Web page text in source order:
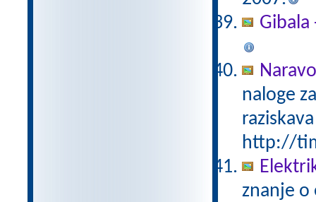
Gibala
naloge
http://
znanje o